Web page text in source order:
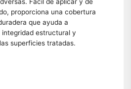
proporciona una cobertura
que ayuda a
integridad estructural y
superficies tratadas.